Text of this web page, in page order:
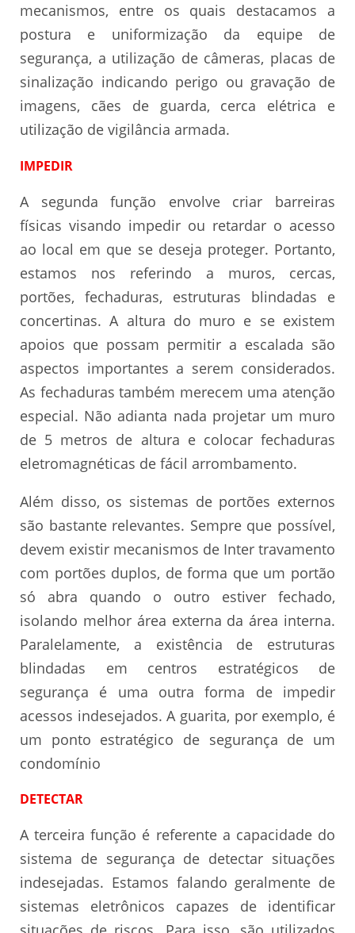
mecanismos, entre os quais destacamos a
postura e uniformização da equipe de
segurança, a utilização de câmeras, placas de
sinalização indicando perigo ou gravação de
imagens, cães de guarda, cerca elétrica e
utilização de vigilância armada.
IMPEDIR
A segunda função envolve criar barreiras
físicas visando impedir ou retardar o acesso
ao local em que se deseja proteger. Portanto,
estamos nos referindo a muros, cercas,
portões, fechaduras, estruturas blindadas e
concertinas. A altura do muro e se existem
apoios que possam permitir a escalada são
aspectos importantes a serem considerados.
As fechaduras também merecem uma atenção
especial. Não adianta nada projetar um muro
de 5 metros de altura e colocar fechaduras
eletromagnéticas de fácil arrombamento.
Além disso, os sistemas de portões externos
são bastante relevantes. Sempre que possível,
devem existir mecanismos de Inter travamento
com portões duplos, de forma que um portão
só abra quando o outro estiver fechado,
isolando melhor área externa da área interna.
Paralelamente, a existência de estruturas
blindadas em centros estratégicos de
segurança é uma outra forma de impedir
acessos indesejados. A guarita, por exemplo, é
um ponto estratégico de segurança de um
condomínio
DETECTAR
A terceira função é referente a capacidade do
sistema de segurança de detectar situações
indesejadas. Estamos falando geralmente de
sistemas eletrônicos capazes de identificar